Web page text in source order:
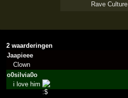
Rave Culture
2 waarderingen
Jaapieee
Clown
o0silvia0o
i love him